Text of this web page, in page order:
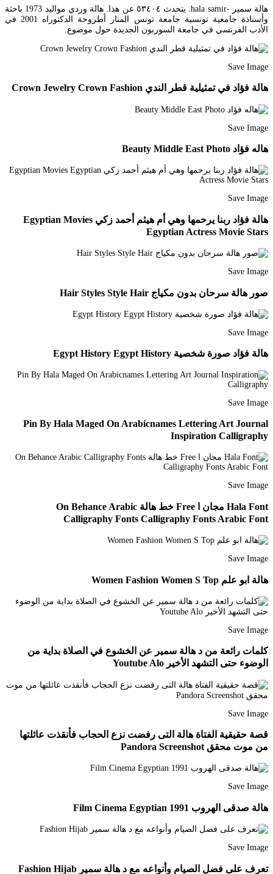
هالة سمير -hala samir. يتحدث ٥٣٤٠٤ عن هذا. هالة وردي مواليد 1973 باحثة
وأستاذة جامعية تونسية جامعة تونس المنار أطروحة الدكتوراه 2001 في
الأدب الفرنسي في جامعة السوربون الجديدة حول موضوع.
Save Image
هالة فؤاد في تمثيلية قطر الندي Crown Jewelry Crown Fashion
Save Image
هاله فؤاد Beauty Middle East Photo
Save Image
هالة فؤاد ربنا يرحمها وهي أم هيثم أحمد زكي Egyptian Movies
Egyptian Actress Movie Stars
Save Image
صور هالة سرحان بدون مكياج Hair Styles Style Hair
Save Image
هالة فؤاد صورة شخصية Egypt History Egypt History
Save Image
Pin By Hala Maged On Arabicnames Lettering Art Journal
Inspiration Calligraphy
Save Image
Hala Font مجان ا Free خط هالة On Behance Arabic
Calligraphy Fonts Calligraphy Fonts Arabic Font
Save Image
هالة ابو علم Women Fashion Women S Top
Save Image
كلمات رائعة من د هالة سمير عن الخشوع في الصلاة بداية من
الوضوء حتى التشهد الأخير Youtube Alo
Save Image
قصة حقيقية الفتاة هالة التى رفضت نزع الحجاب فأنقذت عائلتها
من موت محقق Pandora Screenshot
Save Image
هالة صدقى الهروب 1991 Film Cinema Egyptian
Save Image
تعرف على فضل الصيام وأنواعه مع د هالة سمير Fashion Hijab